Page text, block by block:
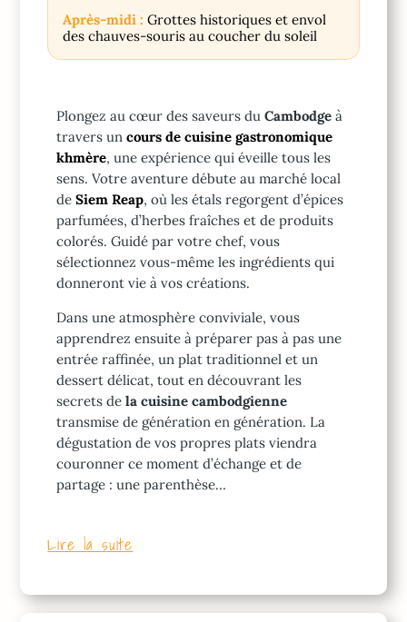
Après-midi : Grottes historiques et envol
des chauves-souris au coucher du soleil
Plongez au cœur des saveurs duCambodge à
travers uncours de cuisine gastronomique
khmère, une expérience qui éveille tous les
sens. Votre aventure débute au marché local
deSiem Reap, où les étals regorgent d’épices
parfumées, d’herbes fraîches et de produits
colorés. Guidé par votre chef, vous
sélectionnez vous-même les ingrédients qui
donneront vie à vos créations.
Dans une atmosphère conviviale, vous
apprendrez ensuite à préparer pas à pas une
entrée raffinée, un plat traditionnel et un
dessert délicat, tout en découvrant les
secrets dela cuisine cambodgienne
transmise de génération en génération. La
dégustation de vos propres plats viendra
couronner ce moment d’échange et de
partage : une parenthèse…
Lire la suite